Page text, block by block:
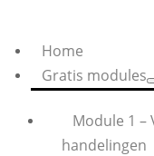
Home
Gratis modules
Module 1
handelingen